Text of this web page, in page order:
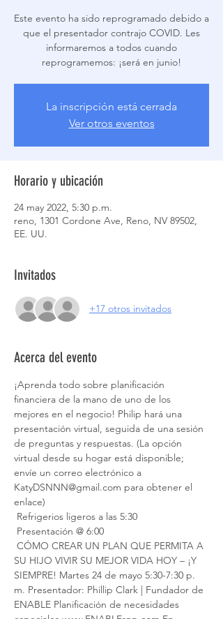
Este evento ha sido reprogramado debido a
que el presentador contrajo COVID. Les
informaremos a todos cuando
reprogramemos: ¡será en junio!
La inscripción está cerrada
Ver otros eventos
Horario y ubicación
24 may 2022, 5:30 p.m.
reno, 1301 Cordone Ave, Reno, NV 89502,
EE. UU.
Invitados
+17 otros invitados
Acerca del evento
¡Aprenda todo sobre planificación
financiera de la mano de uno de los
mejores en el negocio! Philip hará una
presentación virtual, seguida de una sesión
de preguntas y respuestas. (La opción
virtual desde su hogar está disponible;
envíe un correo electrónico a
KatyDSNNN@gmail.com para obtener el
enlace)
Refrigerios ligeros a las 5:30
Presentación @ 6:00
SU HIJO VIVIR SU MEJOR VIDA HOY – ¡Y
SIEMPRE! Martes 24 de mayo 5:30-7:30 p.
m. Presentador: Phillip Clark | Fundador de
ENABLE Planificación de necesidades